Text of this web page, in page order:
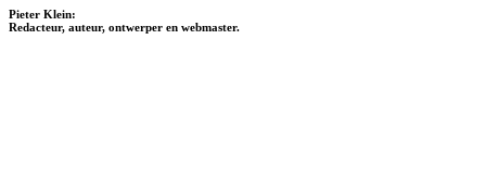
Pieter Klein:
Redacteur, auteur, ontwerper en webmaster.